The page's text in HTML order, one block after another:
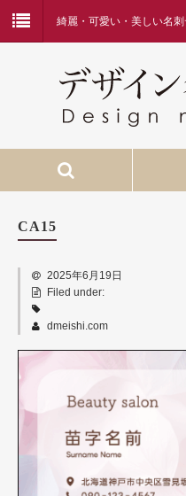
綺麗・可愛い・美しい名
デザインに何か物足りな
名刺作成の流れ
価格表・お支払方法
お問合せ
CA15
2025年6月19日
Filed under:
dmeishi.com